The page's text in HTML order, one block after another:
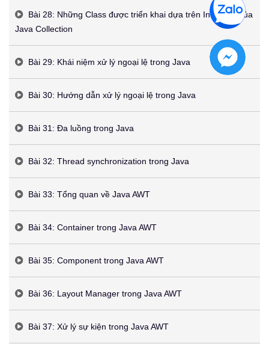
Bài 28: Những Class được triển khai dựa trên Interface của
Java Collection
Bài 29: Khái niệm xử lý ngoại lệ trong Java
Bài 30: Hướng dẫn xử lý ngoại lệ trong Java
Bài 31: Đa luồng trong Java
Bài 32: Thread synchronization trong Java
Bài 33: Tổng quan về Java AWT
Bài 34: Container trong Java AWT
Bài 35: Component trong Java AWT
Bài 36: Layout Manager trong Java AWT
Bài 37: Xử lý sự kiện trong Java AWT